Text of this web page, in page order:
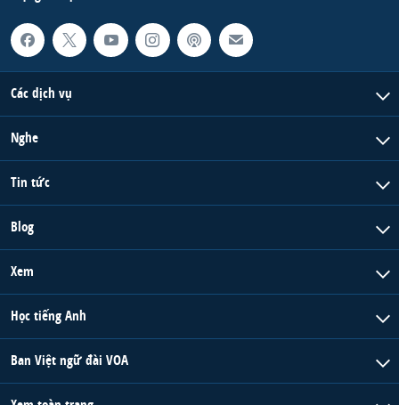
Các dịch vụ
Nghe
Tin tức
Blog
Xem
Học tiếng Anh
Ban Việt ngữ đài VOA